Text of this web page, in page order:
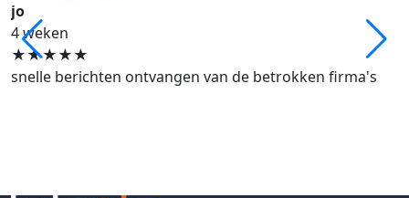
jo
4 weken
★★★★★
snelle berichten ontvangen van de betrokken firma's